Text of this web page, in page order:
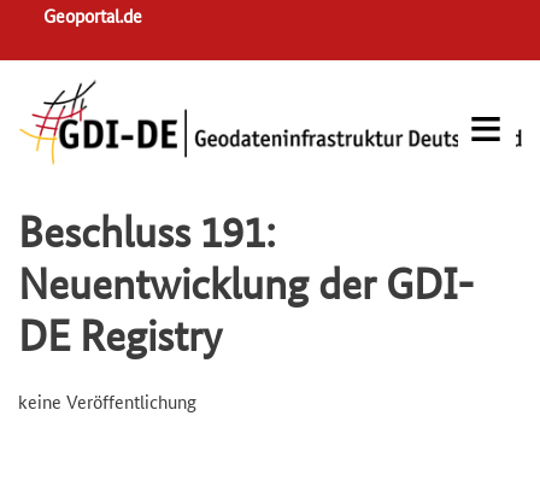
navigation
Geoportal.de
Beschluss 191:
Neuentwicklung der GDI-
DE Registry
keine Veröffentlichung